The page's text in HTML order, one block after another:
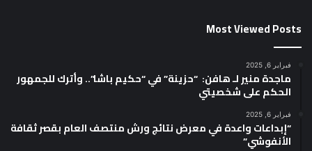
Most Viewed Posts
فبراير 6, 2025
ماجدة منير لـ هافن: “حزينة” في “حكيم باشا”.. وأترك للجمهور
الحكم على شخصيتي
فبراير 6, 2025
“إبداعات واعدة في معرض نتائج ورش منتصف العام بقصر ثقافة
الأنفوشي”